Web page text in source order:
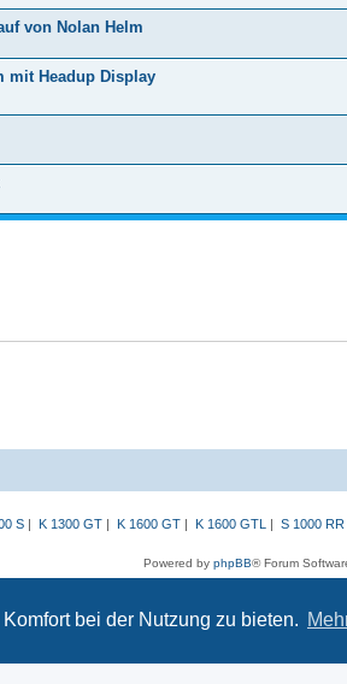
bei der Nutzung zu bieten.
von Nolan Helm
mit Headup Display
S| K 1300 GT| K 1600 GT| K 1600 GTL | S 1000 RR
Powered by phpBB® Forum